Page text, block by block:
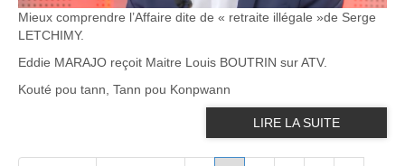
Mieux comprendre l’Affaire dite de « retraite illégale »de Serge
LETCHIMY.
Eddie MARAJO reçoit Maitre Louis BOUTRIN sur ATV.
Kouté pou tann, Tann pou Konpwann
LIRE LA SUITE